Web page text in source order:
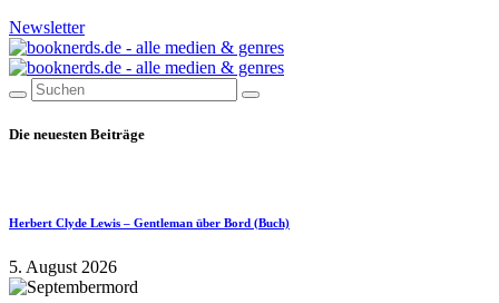
Newsletter
Die neuesten Beiträge
Herbert Clyde Lewis – Gentleman über Bord (Buch)
5. August 2026